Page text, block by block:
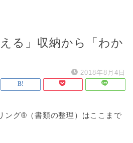
る」収納から「わか
2018年8月4日
ング®（書類の整理）はここまで